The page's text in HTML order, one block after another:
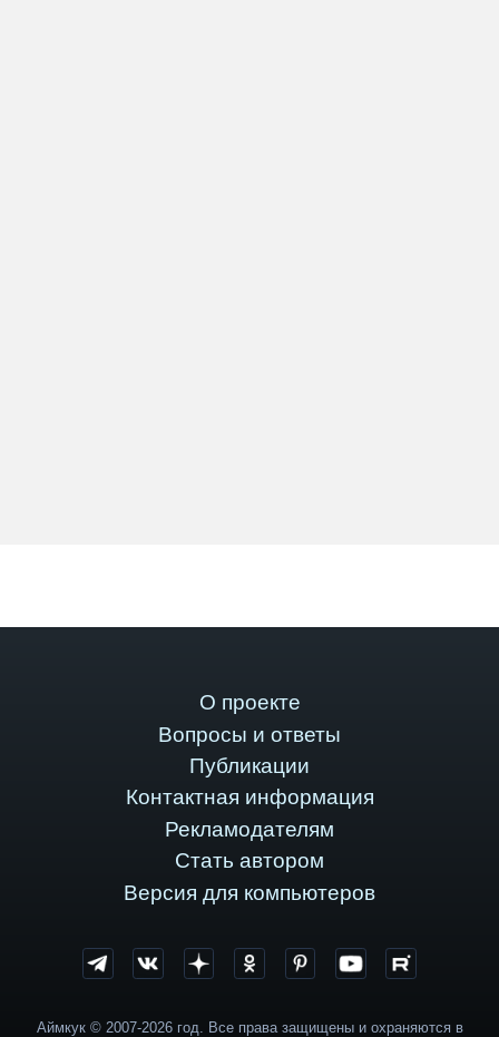
О проекте
Вопросы и ответы
Публикации
Контактная информация
Рекламодателям
Стать автором
Версия для компьютеров
Аймкук © 2007-2026 год. Все права защищены и охраняются в